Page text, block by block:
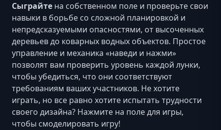
Сыграйте на собственном поле и проверьте свои
навыки в борьбе со сложной планировкой и
непредсказуемыми опасностями, от высоченных
деревьев до коварных водных объектов. Простое
управление и механика «наведи и нажми»
позволят вам проверить уровень каждой лунки,
чтобы убедиться, что они соответствуют
требованиям ваших участников. Не хотите
играть, но все равно хотите испытать трудности
своего дизайна? Нажмите на поле для игры,
чтобы смоделировать игру!